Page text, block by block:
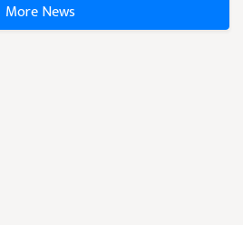
More News